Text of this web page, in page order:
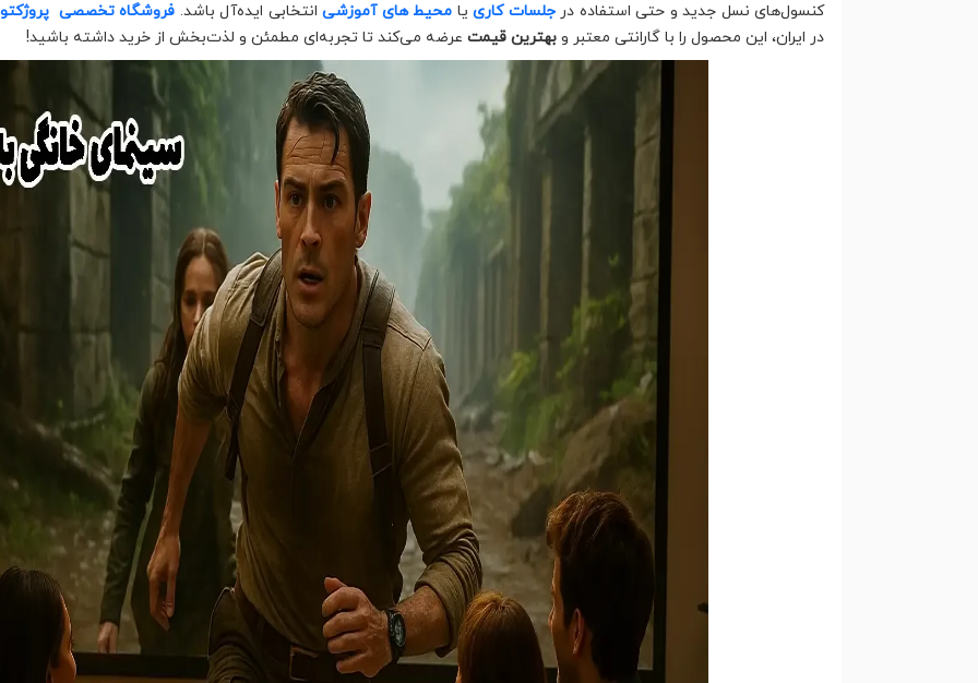
کنسول‌های نسل جدید و حتی استفاده درجلسات کارییا محیط‌ های آموزشیانتخابی ایده‌آل باشد. فروشگاه تخصصی
در ایران، این محصول را با گارانتی معتبر و بهترین قیمت عرضه می‌کند تا تجربه‌ای مطمئن و لذت‌بخش از خرید داشته باشید!